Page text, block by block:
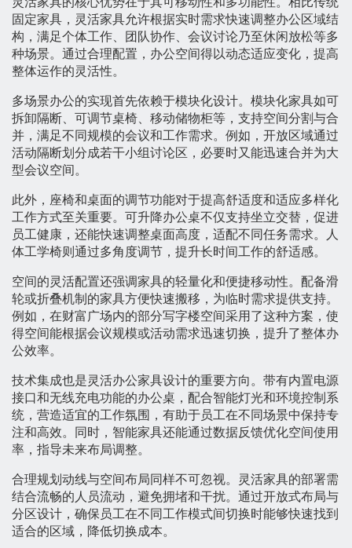
固定家具，灵活家具允许根据实时需求快速调整办公区域结
构，满足个体工作、团队协作、会议讨论乃至休闲放松等多
种场景。通过合理配置，办公空间得以动态适应变化，提高
整体运作的灵活性。
多场景办公的实现首先依赖于模块化设计。模块化家具如可
拆卸隔断、可调节桌椅、移动储物柜等，支持空间分割与合
并，满足不同规模的会议和工作需求。例如，开放区域通过
活动隔断划分成若干小组讨论区，必要时又能迅速合并为大
型会议空间。
此外，座椅和桌面的调节功能对于提高舒适度和适应多样化
工作方式至关重要。可升降办公桌不仅支持坐立交替，促进
员工健康，还能快速调整桌面高度，适配不同任务需求。人
体工学椅则通过多角度调节，提升长时间工作的舒适感。
空间的灵活配置还强调家具的轻量化和便捷移动性。配备滑
轮或折叠机制的家具方便快速搬移，为临时需求提供支持。
例如，在财富广场内的部分写字楼空间采用了这种方案，使
得空间能根据会议规模或活动需求迅速切换，提升了整体办
公效率。
技术集成也是灵活办公家具设计的重要方向。带有内置电源
接口和无线充电功能的办公桌，配合智能灯光和环境控制系
统，营造适宜的工作氛围，有助于员工在不同场景中保持专
注和高效。同时，智能家具还能通过数据反馈优化空间使用
率，指导未来布局调整。
合理规划动线与空间布局同样不可忽视。灵活家具的部署需
结合流畅的人员流动，避免拥堵和干扰。通过开放式布局与
分区设计，确保员工在不同工作模式间切换时能够快速找到
适合的区域，降低切换成本。